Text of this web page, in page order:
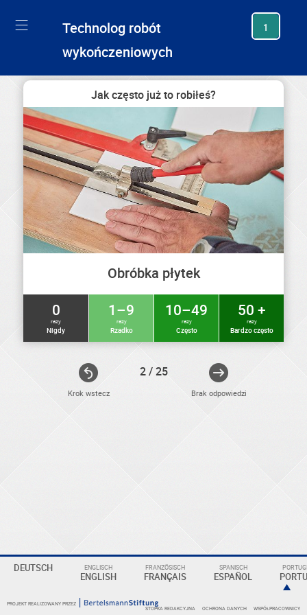
Technolog robót
wykończeniowych
1
Krok wstecz
Jak często już to robiłeś?
Obróbka płytek
0
razy
Nigdy
1–9
razy
Rzadko
10–49
razy
Często
50 +
razy
Bardzo często
2 / 25
Brak odpowiedzi
DEUTSCH ENGLISCH
ENGLISH
FRANZÖSISCH
FRANÇAIS
SPANISCH
ESPAÑOL
PROJEKT REALIZOWANY PRZEZ
STOPKA REDAKCYJNA OCHRONA DANYCH WSPÓŁPRACOWNICY
Eine
Überschrift